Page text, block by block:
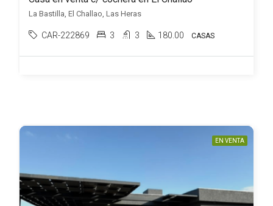
La Bastilla, El Challao, Las Heras
CAR-222869 3 3 180.00 CASAS
EN VENTA